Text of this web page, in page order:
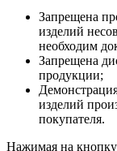
Запрещена
изделий
необходим
Запрещена
продукции;
изделий
покупателя.
Нажимая на